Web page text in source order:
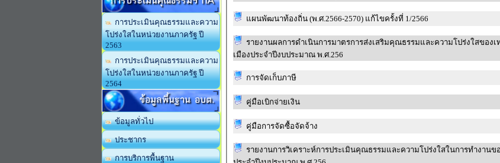
การประเมินคุณธรรมและความ
โปร่งใสในหน่วยงานภาครัฐ ปี
2563
การประเมินคุณธรรมและความ
โปร่งใสในหน่วยงานภาครัฐ ปี
2564
ข้อมูลพื้นฐาน อบต.
ข้อมูลทั่วไป
ประชากร
การบริการพื้นฐาน
แผนพัฒนาท้องถิ่น (พ.ศ.2566-2570) แก้ไขครั้งที่ 1/2566
รายงานผลการดำเนินการมาตรการส่งเสริมคุณธรรมและความโปร่งใสของ
เมืองประจำปีงบประมาณ พ.ศ.256
การจัดเก็บภาษี
คู่มือเบิกจ่ายเงิน
คู่มือการจัดซื้อจัดจ้าง
รายงานการวิเคราะห์การประเมินคุณธรรมและความโปร่งใสในการทำงาน